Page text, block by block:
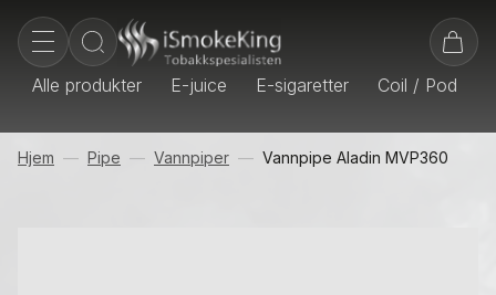
Alle produkter E-juice E-sigaretter Coil / Pod
Hjem Pipe Vannpiper Vannpipe Aladin MVP360